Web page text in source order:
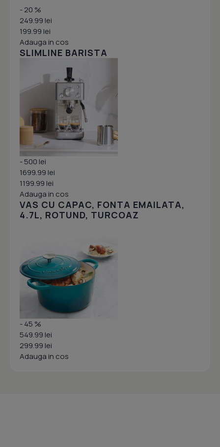
- 20 %
249.99 lei
199.99 lei
Adauga in cos
SLIMLINE BARISTA
- 500 lei
1699.99 lei
1199.99 lei
Adauga in cos
VAS CU CAPAC, FONTA EMAILATA,
4.7L, ROTUND, TURCOAZ
- 45 %
549.99 lei
299.99 lei
Adauga in cos